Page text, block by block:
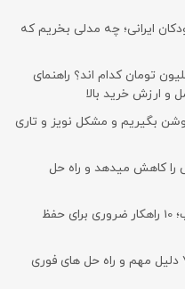
ایرانی؛ چه مدلی بخریم که
ساعت های هوشمند زیر ۵ میلیون تومان کدام اند؟ راهنمای
و ارزش خرید بالا
بگیریم و مشکل نویز و تاری
را کاهش میدهد و راه حل
آموزش جلوگیری از هک شدن لپ تاپ؛ 10 راهکار ضروری برای حفظ
چرا لپتاپ شما ناگهان کند می شود؟ ۷ دلیل مهم و راه حل های فوری